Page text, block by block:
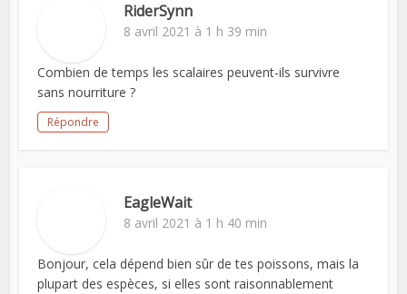
RiderSynn
8 avril 2021 à 1 h 39 min
Combien de temps les scalaires peuvent-ils survivre
sans nourriture ?
Répondre
EagleWait
8 avril 2021 à 1 h 40 min
Bonjour, cela dépend bien sûr de tes poissons, mais la
plupart des espèces, si elles sont raisonnablement